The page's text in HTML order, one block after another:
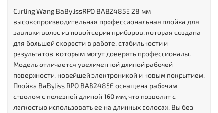
Curling Wang BaBylissRPO BAB2485E 28 мм –
высокопроизводительная профессиональная плойка для
завивки волос из новой серии приборов, которая создана
для большей скорости в работе, стабильности и
результатов, которым могут доверять профессионалы.
Модель отличается увеличенной длиной рабочей
поверхности, новейшей электроникой и новым покрытием.
Плойка BaByliss RPO BAB2485E оснащена рабочим
стволом с полезной длиной 160 мм, что позволит с
легкостью использовать ее на длинных волосах. Вы без